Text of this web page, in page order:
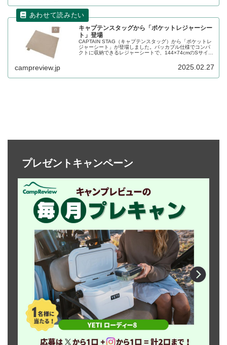
キャプテンスタッグから「ポケットレジャーシー
ト」登場
CAPTAIN STAG（キャプテンスタッグ）から「ポケットレ
ジャーシート」が登場しました。パッカブル仕様でコンパ
クトに収納できるレジャーシートで、144×74cmのSサイズ
緒に収納できるシートを固定するためのペグも付属しま
campreview.jp 2025.02.27
プレゼントキャンペーン